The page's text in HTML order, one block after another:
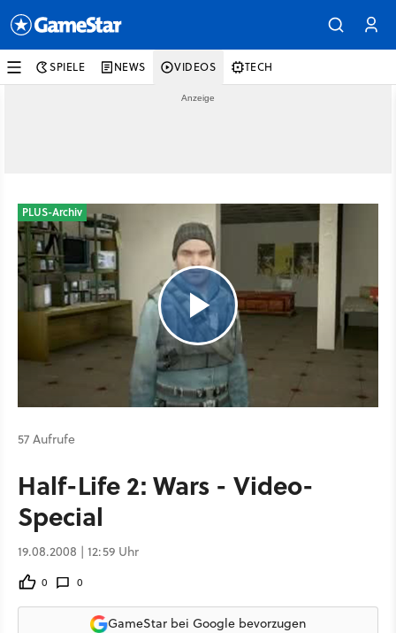
SPIELE NEWS VIDEOS TECH
PLUS-Archiv
57 Aufrufe
Half-Life 2: Wars - Video-
Special
19.08.2008 | 12:59 Uhr
0 0
GameStar bei Google bevorzugen